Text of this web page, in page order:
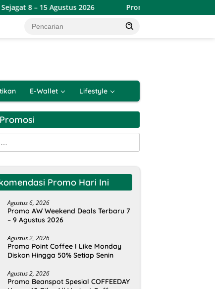
2026 Promo Alfamart Double Date Spesial
E-Wallet Lifestyle
Promo Hari Ini
Agustus 6, 2026
Promo AW Weekend Deals Terbaru 7
– 9 Agustus 2026
Agustus 2, 2026
Promo Point Coffee I Like Monday
Diskon Hingga 50% Setiap Senin
Agustus 2, 2026
Promo Beanspot Spesial COFFEEDAY